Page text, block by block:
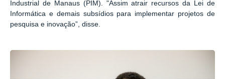
Industrial de Manaus (PIM). "Assim atrair recursos da Lei de
Informática e demais subsídios para implementar projetos de
pesquisa e inovação”, disse.